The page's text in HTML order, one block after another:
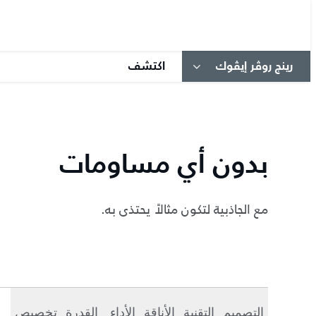
رينج روڤر إيڤوك اكتشف
بدون أي مساومات
مع الجاذبية لتكون مثالاً يحتذى به.
التصميم التقنية الأناقة الأداء القدرة تخصيص